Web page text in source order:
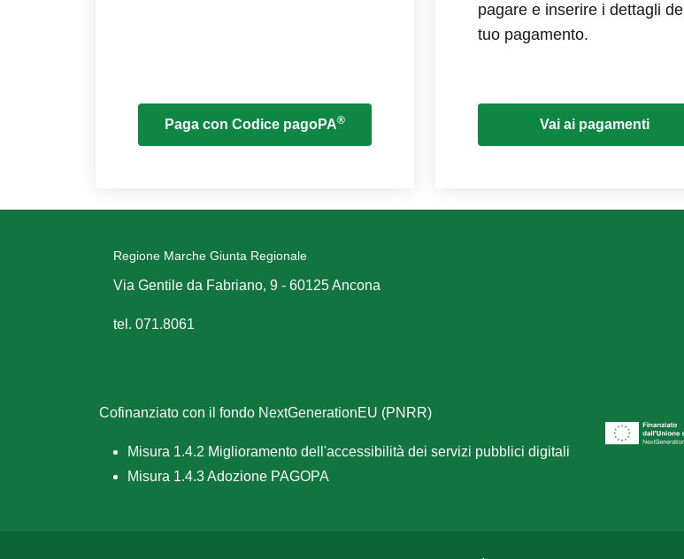
Paga con Codice pagoPA®
pagare e inserire i dettagli del
tuo pagamento.
Vai ai pagamenti
Regione Marche Giunta Regionale
Via Gentile da Fabriano, 9 - 60125 Ancona
tel. 071.8061
Cofinanziato con il fondo NextGenerationEU (PNRR)
Misura 1.4.2 Miglioramento dell'accessibilità dei servizi pubblici digitali
Misura 1.4.3 Adozione PAGOPA